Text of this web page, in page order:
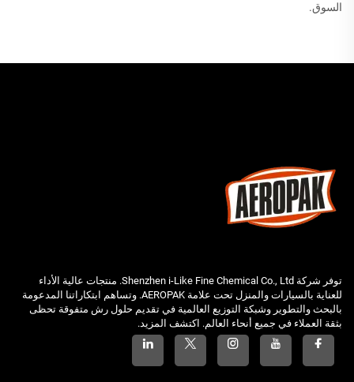
السوق.
توفر شركة Shenzhen i-Like Fine Chemical Co., Ltd. منتجات عالية الأداء
للعناية بالسيارات والمنزل تحت علامة AEROPAK. وتساهم ابتكاراتنا المدعومة
بالبحث والتطوير وشبكة التوزيع العالمية في تقديم حلول رش متفوقة تحظى
بثقة العملاء في جميع أنحاء العالم. اكتشف المزيد.